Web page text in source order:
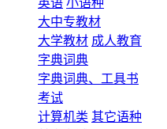
英语 小语种
大中专教材
大学教材 成人教育
字典词典
字典词典、工具书
考试
计算机类 其它语种